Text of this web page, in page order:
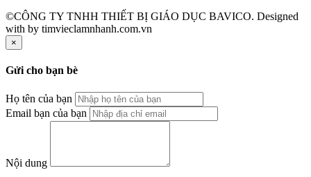
©CÔNG TY TNHH THIẾT BỊ GIÁO DỤC BAVICO. Designed
with by timvieclamnhanh.com.vn
×
Gửi cho bạn bè
Họ tên của bạn
Email bạn của bạn
Nội dung